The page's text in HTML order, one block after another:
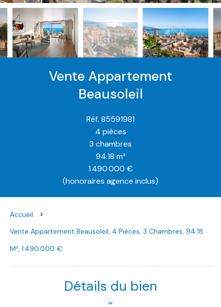
Vente Appartement
Beausoleil
Réf. 85591981
4 pièces
3 chambres
94.18 m²
1 490 000 €
(honoraires agence inclus)
Accueil
Vente Appartement Beausoleil, 4 Pièces, 3 Chambres, 94.18
M², 1 490 000 €
Détails du bien